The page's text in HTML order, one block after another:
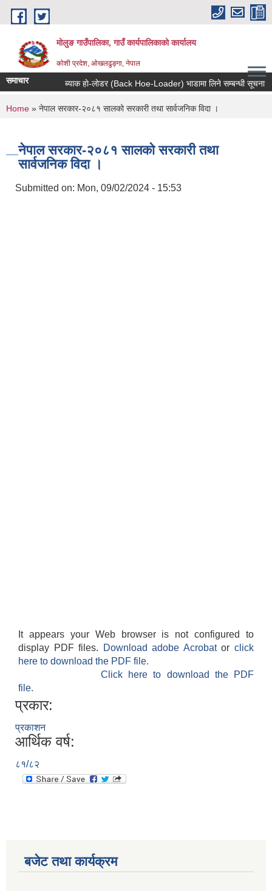
Skip to main content
मोलुङ गाउँपालिका, गाउँ कार्यपालिकाको कार्यालय
कोशी प्रदेश, ओखलढुङ्गा, नेपाल
समाचार ब्याक हाे-लाेडर (Back Hoe-Loader) भाडामा लिने सम्बन्धी सूचना
You are here
Home » नेपाल सरकार-२०८१ सालको सरकारी तथा सार्वजनिक विदा ।
नेपाल सरकार-२०८१ सालको सरकारी तथा
सार्वजनिक विदा ।
Submitted on: Mon, 09/02/2024 - 15:53
It appears your Web browser is not configured to
display PDF files.
Download adobe Acrobatorclick
here to download the PDF file.
Click here to download the PDF
file.
प्रकार:
प्रकाशन
आर्थिक वर्ष:
८१/८२
बजेट तथा कार्यक्रम